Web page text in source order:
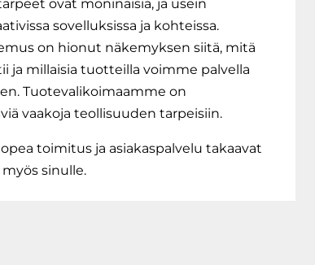
ovat moninaisia, ja usein
sovelluksissa ja kohteissa.
on hionut näkemyksen siitä, mitä
ja millaisia tuotteilla voimme palvella
Tuotevalikoimaamme on
vaakoja teollisuuden tarpeisiin.​
toimitus ja asiakaspalvelu takaavat
sinulle.​